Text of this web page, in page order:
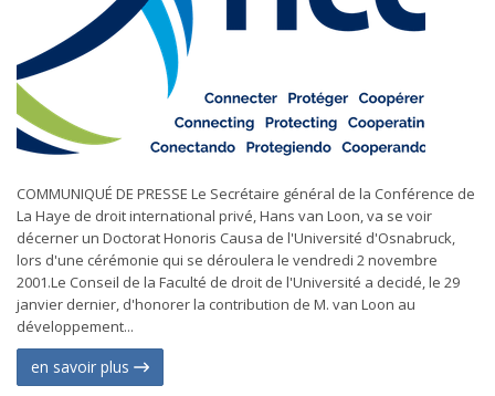
COMMUNIQUÉ DE PRESSE Le Secrétaire général de la Conférence de
La Haye de droit international privé, Hans van Loon, va se voir
décerner un Doctorat Honoris Causa de l'Université d'Osnabruck,
lors d'une cérémonie qui se déroulera le vendredi 2 novembre
2001.Le Conseil de la Faculté de droit de l'Université a decidé, le 29
janvier dernier, d'honorer la contribution de M. van Loon au
développement...
en savoir plus